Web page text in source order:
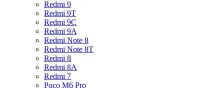
Redmi 9
Redmi 9T
Redmi 9C
Redmi 9A
Redmi Note 8
Redmi Note 8T
Redmi 8
Redmi 8A
Redmi 7
Poco M6 Pro